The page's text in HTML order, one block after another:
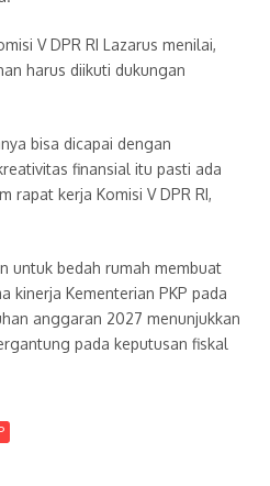
V DPR RI Lazarus menilai,
harus diikuti dukungan
bisa dicapai dengan
finansial itu pasti ada
rapat kerja Komisi V DPR RI,
untuk bedah rumah membuat
kinerja Kementerian PKP pada
anggaran 2027 menunjukkan
pada keputusan fiskal